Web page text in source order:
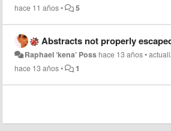
hace 11 años• 5
Abstracts not properly escaped in BibBase
Raphael ‘kena’ Poss hace 13 años•
hace 13 años• 1